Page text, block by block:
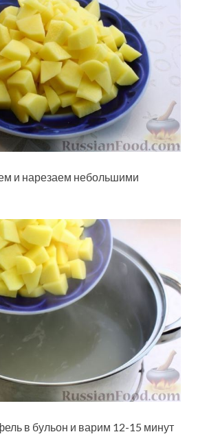
и нарезаем небольшими
в бульон и варим 12-15 минут